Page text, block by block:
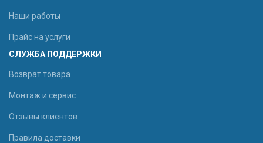
Наши работы
Прайс на услуги
СЛУЖБА ПОДДЕРЖКИ
Возврат товара
Монтаж и сервис
Отзывы клиентов
Правила доставки